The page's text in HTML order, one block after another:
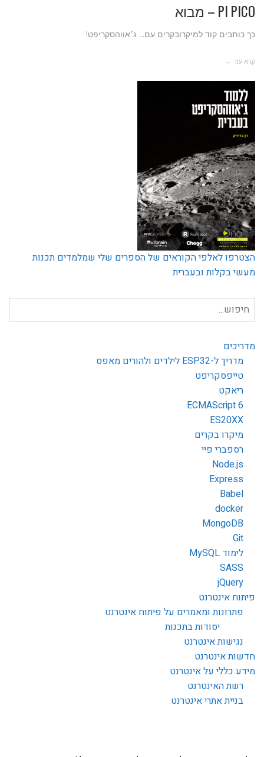
PI PICO – מבוא
כך כותבים קוד למיקרובקרים עם... ג׳אווהסקריפט!
קרא עוד ←
הצטרפו לאלפי הקוראים של הספרים שלי שמלמדים תכנות
מעשי בקלות ובעברית
חיפוש
עבור:
מדריכים
מדריך ל-ESP32 לילדים ולהורים מאפס
טייפסקריפט
ריאקט
ECMAScript 6
ES20XX
מיקרו בקרים
רספברי פיי
Node.js
Express
Babel
docker
MongoDB
Git
לימוד MySQL
SASS
jQuery
פיתוח אינטרנט
פתרונות ומאמרים על פיתוח אינטרנט
יסודות בתכנות
נגישות אינטרנט
חדשות אינטרנט
מידע כללי על אינטרנט
רשת האינטרנט
בניית אתרי אינטרנט